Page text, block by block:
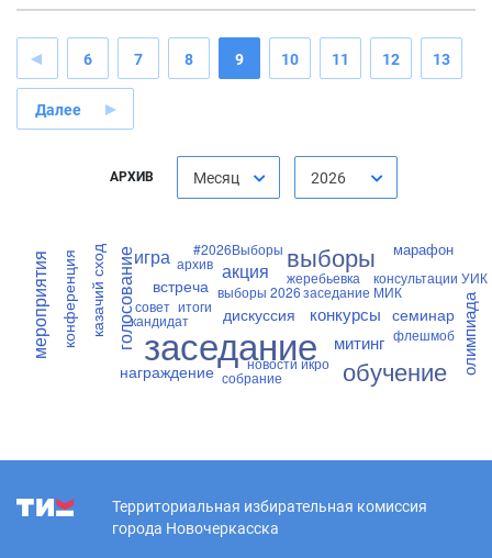
6 7 8 9 10 11 12 13
Далее
АРХИВ Месяц 2026
#2026Выборы
акция
архив
встреча
выборы
выборы 2026
голосование дискуссия
жеребьевка
заседание
заседание МИК
игра
итоги
казачий сход кандидат конкурсы
консультации УИК
конференция марафон
мероприятия митинг
награждение новости икро обучение олимпиада
семинар
собрание
совет
флешмоб
Территориальная избирательная комиссия
города Новочеркасска